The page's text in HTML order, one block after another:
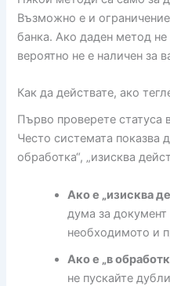
Възможно е и
банка. Ако даден метод не
вероятно не е наличен за
Как да действате, ако
Първо проверете статуса
Често системата показва
обработка“, „изисква
Ако е „изисква
дума за
необходимото и
Ако е „в
не пускайте